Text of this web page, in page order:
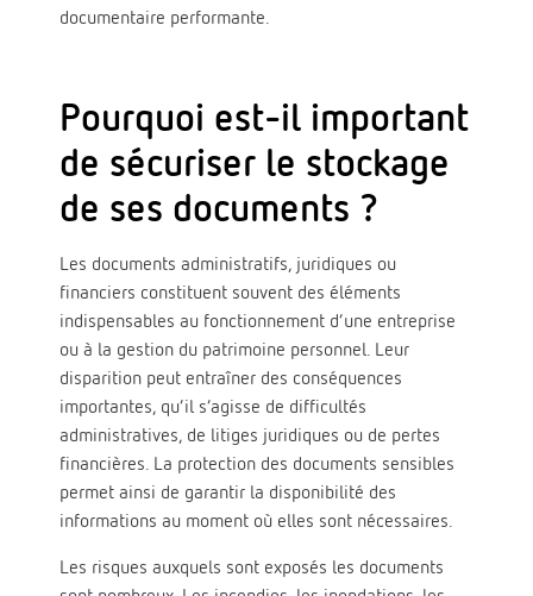
documentaire performante.
Pourquoi est-il important
de sécuriser le stockage
de ses documents ?
Les documents administratifs, juridiques ou
financiers constituent souvent des éléments
indispensables au fonctionnement d’une entreprise
ou à la gestion du patrimoine personnel. Leur
disparition peut entraîner des conséquences
importantes, qu’il s’agisse de difficultés
administratives, de litiges juridiques ou de pertes
financières. La protection des documents sensibles
permet ainsi de garantir la disponibilité des
informations au moment où elles sont nécessaires.
Les risques auxquels sont exposés les documents